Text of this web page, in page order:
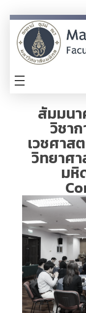
TM-ITA
สัมมนา
วิชา
เวชศาส
วิทยาศ
มหิ